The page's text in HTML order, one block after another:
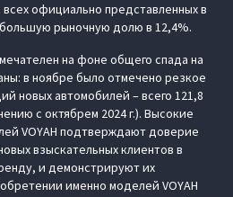
официально представленных в
рыночную долю в 12,4%.
на фоне общего спада на
в ноябре было отмечено резкое
новых автомобилей – всего 121,8
с октябрем 2024 г.). Высокие
VOYAH подтверждают доверие
взыскательных клиентов в
и демонстрируют их
именно моделей VOYAH